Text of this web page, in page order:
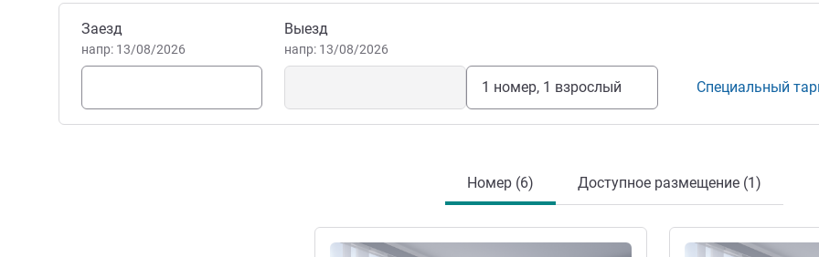
Забронировать этот отель
Заезд
напр: 13/08/2026
Выезд
напр: 13/08/2026
1 номер, 1 взрослый Специальный
Номер (6) Доступное размещение (1)
Подробная информация Подробная